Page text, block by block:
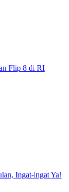
Flip 8 di RI
Ingat-ingat Ya!